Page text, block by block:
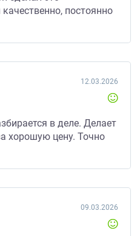
постоянно
12.03.2026
в деле. Делает
хорошую цену. Точно
09.03.2026